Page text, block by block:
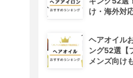
け・海外対
ヘアオイル
ング52選【
メンズ向け